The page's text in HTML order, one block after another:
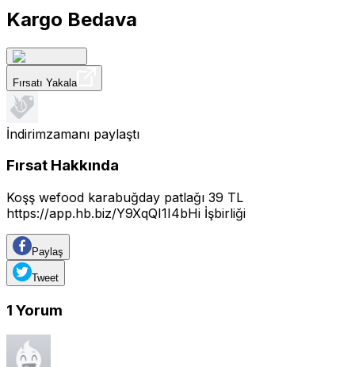
Kargo Bedava
Fırsatı Yakala
İndirimzamanı paylaştı
Fırsat Hakkında
Koşş wefood karabuğday patlağı 39 TL
https://app.hb.biz/Y9XqQI1I4bHi İşbirliği
Paylaş
Tweet
1 Yorum